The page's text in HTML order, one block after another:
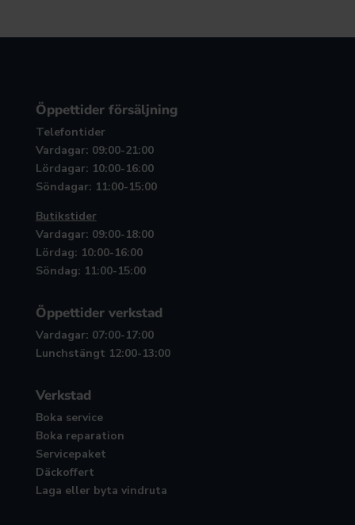
Öppettider försäljning
Telefontider
Vardagar: 09:00-21:00
Lördagar: 10:00-16:00
Söndagar: 11:00-15:00
Butikstider
Vardagar: 09:00-18:00
Lördag: 10:00-16:00
Söndag: 11:00-15:00
Öppettider verkstad
Vardagar: 07:00-17:00
Lunchstängt 12:00-13:00
Verkstad
Boka service
Boka reparation
Servicepaket
Däckoffert
Laga eller byta vindruta